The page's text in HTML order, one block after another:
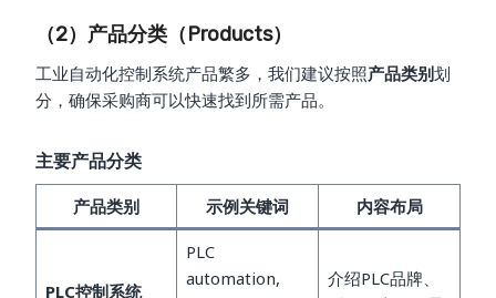
（2）产品分类（Products）
工业自动化控制系统产品繁多，我们建议按照产品类别划
分，确保采购商可以快速找到所需产品。
主要产品分类
产品类别 示例关键词 内容布局
PLC控制系统
PLC
automation,
介绍PLC品牌、